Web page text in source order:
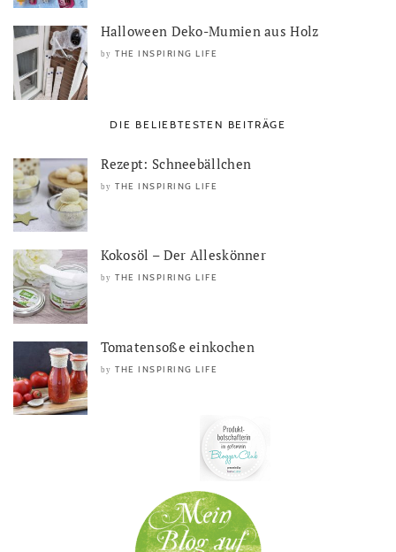
Halloween Deko-Mumien aus Holz
by THE INSPIRING LIFE
DIE BELIEBTESTEN BEITRÄGE
Rezept: Schneebällchen
by THE INSPIRING LIFE
Kokosöl – Der Alleskönner
by THE INSPIRING LIFE
Tomatensoße einkochen
by THE INSPIRING LIFE